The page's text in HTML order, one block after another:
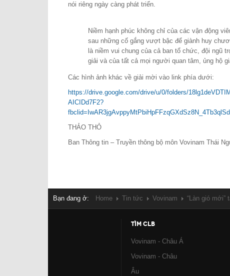
nói riêng ngày càng phát triển.
Niềm hạnh phúc không chỉ của các vận động
sau những cố gắng vượt bậc để giành huy
là niềm vui chung của cả ban tổ chức, đội ngũ
giải và của tất cả mọi người quan tâm, ủng hộ
Các hình ảnh khác về giải mời vào link phía dưới:
https://drive.google.com/drive/u/0/folders/
AICIDd7F2?
THẢO THỎ
Ban Thông tin – Truyền thông bộ môn Vovinam Thái
Bạn đang ở: Home Tin tức Vovinam “Làn gió mới”
TÌM CLB
Vovinam - Châu Á
Vovinam - Châu
Âu